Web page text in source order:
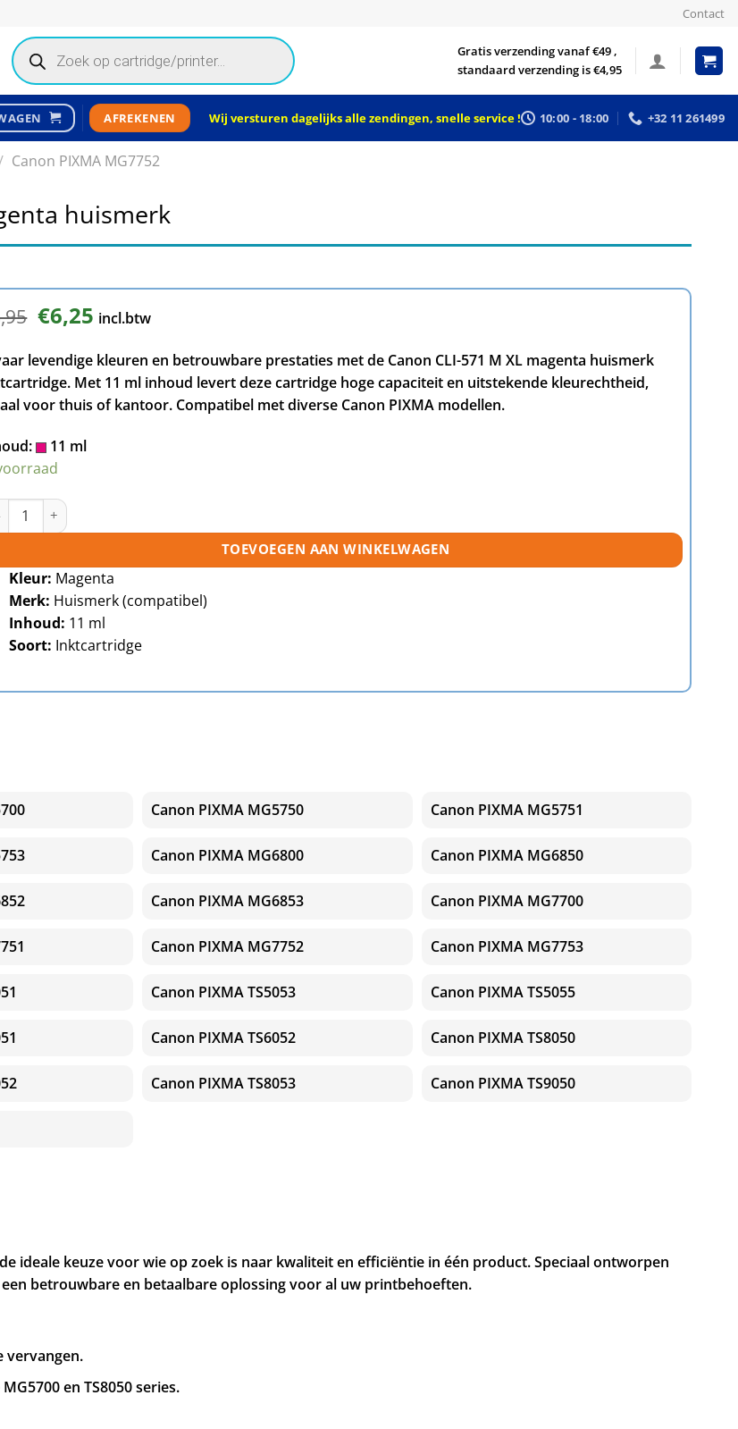
Contact
Products
search
Gratis verzending vanaf €49 ,
standaard verzending is €4,95
AFREKENEN Wij versturen dagelijks alle zendingen, snelle service ! 10:00 - 18:00 +32 11 261499
Canon PIXMA MG7752
huismerk
Oorspronkelijke
prijs
was:
€6,95.
€6,25Huidige
prijs
is:
€6,25.
incl.btw
levendige kleuren en betrouwbare prestaties met de Canon CLI-571 M XL magenta huismerk
Met 11 ml inhoud levert deze cartridge hoge capaciteit en uitstekende kleurechtheid,
voor thuis of kantoor. Compatibel met diverse Canon PIXMA modellen.
11 ml
CLI-571M XL inktcartridge magenta huismerk aantal
TOEVOEGEN AAN WINKELWAGEN
Kleur: Magenta
Merk: Huismerk (compatibel)
Inhoud: 11 ml
Soort: Inktcartridge
Canon PIXMA MG5750 Canon PIXMA MG5751
Canon PIXMA MG6800 Canon PIXMA MG6850
Canon PIXMA MG6853 Canon PIXMA MG7700
Canon PIXMA MG7752 Canon PIXMA MG7753
Canon PIXMA TS5053 Canon PIXMA TS5055
Canon PIXMA TS6052 Canon PIXMA TS8050
Canon PIXMA TS8053 Canon PIXMA TS9050
ideale keuze voor wie op zoek is naar kwaliteit en efficiëntie in één product. Speciaal ontworpen
betrouwbare en betaalbare oplossing voor al uw printbehoeften.
vervangen.
en TS8050 series.